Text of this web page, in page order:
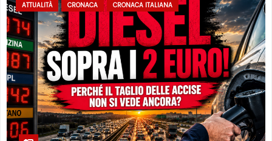
ATTUALITÀ CRONACA CRONACA ITALIANA